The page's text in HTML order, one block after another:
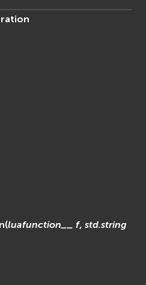
(luafunction__ f,std.string